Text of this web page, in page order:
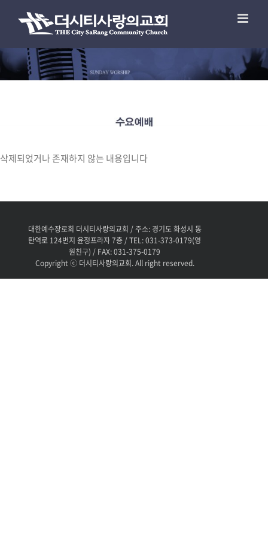
삭제되었거나 존재하지 않는 내용입니다
대한예수장로회 더시티사랑의교회 / 주소: 경기도 화성시 동
탄역로 124번지 윤정프라자 7층 / TEL: 031-373-0179(영
원친구) / FAX: 031-375-0179
Copyright ⓒ더시티사랑의교회. All right reserved.